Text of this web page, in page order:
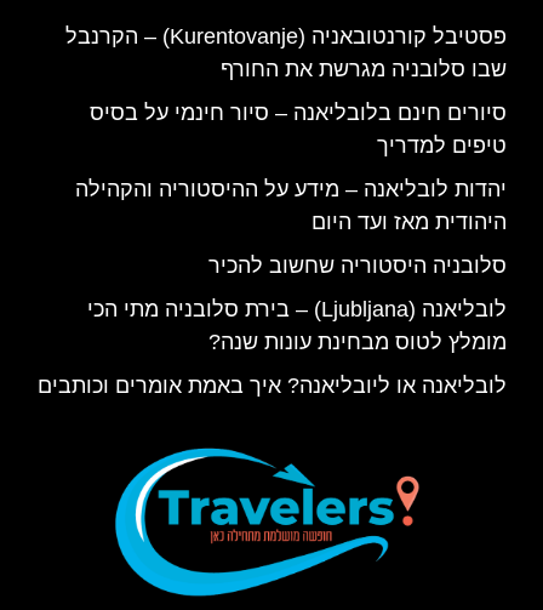
פסטיבל קורנטובאניה (Kurentovanje) – הקרנבל
שבו סלובניה מגרשת את החורף
סיורים חינם בלובליאנה – סיור חינמי על בסיס
טיפים למדריך
יהדות לובליאנה – מידע על ההיסטוריה והקהילה
היהודית מאז ועד היום
סלובניה היסטוריה שחשוב להכיר
לובליאנה (Ljubljana) – בירת סלובניה מתי הכי
מומלץ לטוס מבחינת עונות שנה?
לובליאנה או ליובליאנה? איך באמת אומרים וכותבים